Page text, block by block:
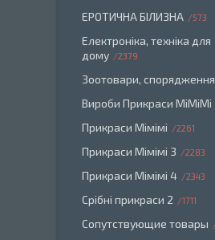
ЕРОТИЧНА БІЛИЗНА 573
Електроніка, техніка для
дому
2379
Зоотовари, спорядження
Вироби Прикраси МіМіМі
Прикраси Мімімі 2261
Прикраси Мімімі 3 2283
Прикраси Мімімі 4 2343
Срібні прикраси 2 1711
Сопутствующие товары